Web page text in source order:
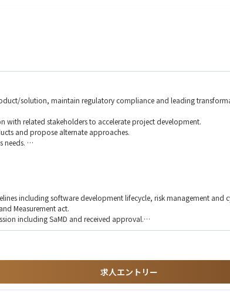
solution, maintain regulatory compliance and leading
with related stakeholders to accelerate project development.
and propose alternate approaches.
needs.
working relationship.
and reimbursement document.
including software development lifecycle, risk management and
Measurement act.
including SaMD and received approval.
preferred)
求人エントリー